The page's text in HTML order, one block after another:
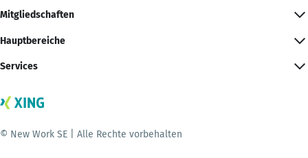
Mitgliedschaften
Hauptbereiche
Services
© New Work SE | Alle Rechte vorbehalten